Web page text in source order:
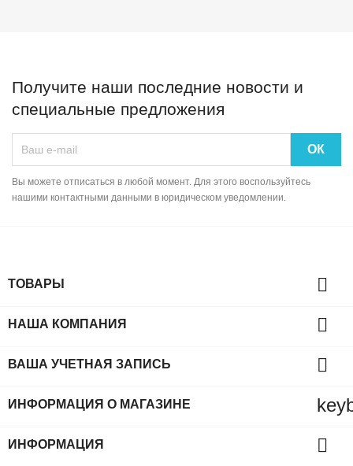
Получите наши последние новости и
специальные предложения
Вы можете отписаться в любой момент. Для этого воспользуйтесь
нашими контактными данными в юридическом уведомлении.
ТОВАРЫ 
НАША КОМПАНИЯ 
ВАША УЧЕТНАЯ ЗАПИСЬ 
ИНФОРМАЦИЯ О МАГАЗИНЕ
ИНФОРМАЦИЯ 